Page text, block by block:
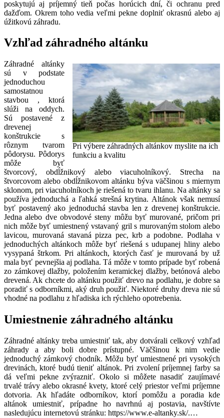
poskytujú aj príjemný tieň počas horúcich dní, či ochranu pred
dažďom. Okrem toho vedia veľmi pekne doplniť okrasnú alebo aj
úžitkovú záhradu.
Vzhľad záhradného altánku
Pri výbere záhradných altánkov myslite na ich
funkciu a kvalitu
Záhradné altánky
sú v podstate
jednoduchou
samostatnou
stavbou , ktorá
slúži na oddych.
Sú postavené z
drevenej
konštrukcie s
rôznym tvarom
pôdorysu. Pôdorys
môže byť
štvorcový, obdĺžnikový alebo viacuholníkový. Strecha na
štvorcovom alebo obdĺžnikovom altánku býva väčšinou s miernym
sklonom, pri viacuholníkoch je riešená to tvaru ihlanu. Na altánky sa
používa jednoduchá a ľahká strešná krytina. Altánok však nemusí
byť postavený ako jednoduchá stavba len z drevenej konštrukcie.
Jedna alebo dve obvodové steny môžu byť murované, pričom pri
nich môže byť umiestnený vstavaný gril s murovaným stolom alebo
lavicou, murovaná stavaná pizza pec, krb a podobne. Podlaha v
jednoduchých altánkoch môže byť riešená s udupanej hliny alebo
vysypaná štrkom. Pri altánkoch, ktorých časť je murovaná by už
mala byť pevnejšia aj podlaha. Tá môže v tomto prípade byť robená
zo zámkovej dlažby, položením keramickej dlažby, betónová alebo
drevená. Ak chcete do altánku použiť drevo na podlahu, je dobre sa
poradiť s odborníkmi, aký druh použiť. Niektoré druhy dreva nie sú
vhodné na podlahu z hľadiska ich rýchleho opotrebenia.
Umiestnenie záhradného altánku
Záhradné altánky treba umiestniť tak, aby dotvárali celkový vzhľad
záhrady a aby boli dobre prístupné. Väčšinou k nim vedie
jednoduchý zámkový chodník. Môžu byť umiestnené pri vysokých
drevinách, ktoré budú tieniť altánok. Pri zvolení príjemnej farby sa
dá veľmi pekne zvýrazniť. Okolo si môžete nasadiť zaujímavé
trvalé trávy alebo okrasné kvety, ktoré celý priestor veľmi príjemne
dotvoria. Ak hľadáte odborníkov, ktorí pomôžu a poradia kde
altánok umiestniť, prípadne ho navrhnú aj postavia, navštívte
nasledujúcu internetovú stránku: https://www.e-altanky.sk/.…